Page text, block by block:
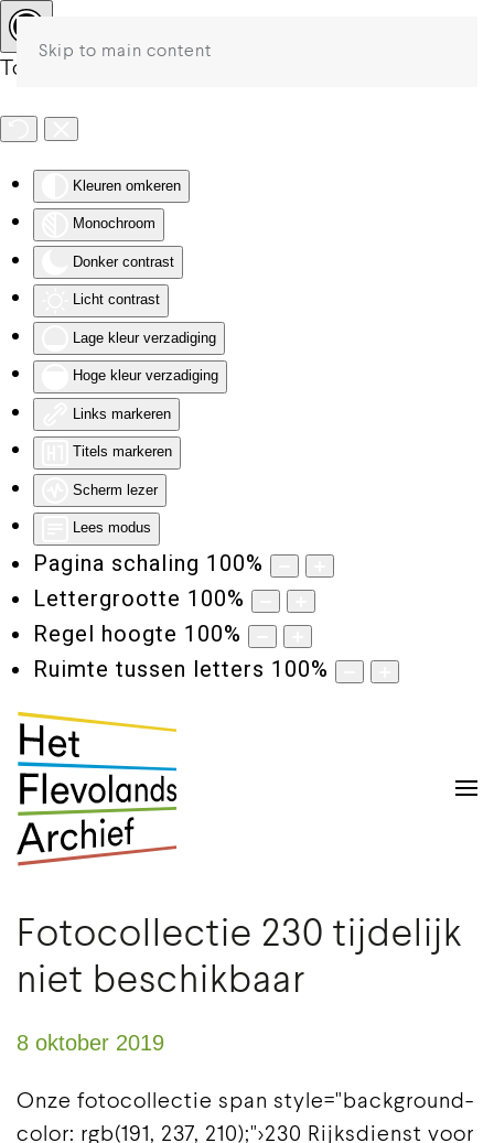
Toegankelijkheid
Kleuren omkeren
Monochroom
Donker contrast
Licht contrast
Lage kleur verzadiging
Hoge kleur verzadiging
Links markeren
Titels markeren
Scherm lezer
Lees modus
Pagina schaling 100%
Lettergrootte 100%
Regel hoogte 100%
Ruimte tussen letters 100%
Skip to main content
Fotocollectie 230 tijdelijk
niet beschikbaar
8 oktober 2019
Onze fotocollectie span style="background-
color: rgb(191, 237, 210);">230 Rijksdienst voor